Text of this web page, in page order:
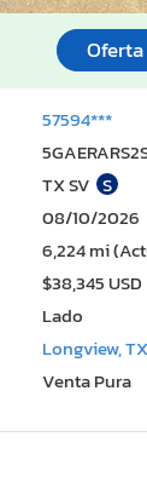
57594***
TX SV S
08/10/2026
6,224 mi
$38,345 USD
Lado
Longview, TX
Venta Pura